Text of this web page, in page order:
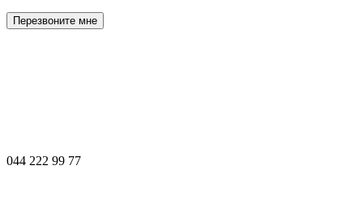
Перезвоните мне
044 222 99 77